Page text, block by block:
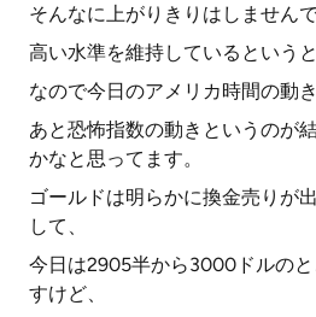
そんなに上がりきりはしませんで
高い水準を維持しているというと
なので今日のアメリカ時間の動
あと恐怖指数の動きというのが
かなと思ってます。
ゴールドは明らかに換金売りが
して、
今日は2905半から3000ドルの
すけど、